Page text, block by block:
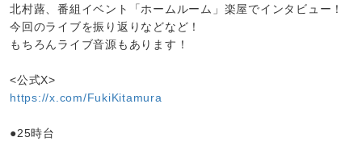
北村蕗、番組イベント「ホームルーム」楽屋でインタビュー！
今回のライブを振り返りなどなど！
もちろんライブ音源もあります！
<公式X>
https://x.com/FukiKitamura
●25時台